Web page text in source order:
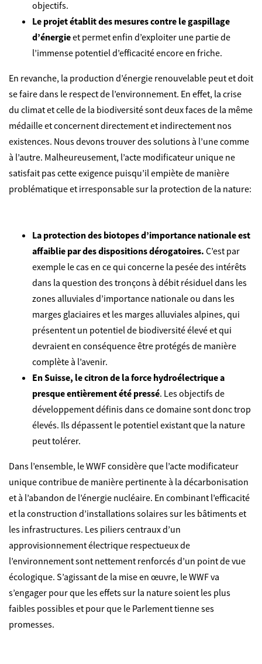
objectifs.
Le projet établit des mesures contre le gaspillage
d’énergieet permet enfin d’exploiter une partie de
l’immense potentiel d’efficacité encore en friche.
En revanche, la production d’énergie renouvelable peut et doit
se faire dans le respect de l’environnement. En effet, la crise
du climat et celle de la biodiversité sont deux faces de la même
médaille et concernent directement et indirectement nos
existences. Nous devons trouver des solutions à l’une comme
à l’autre. Malheureusement, l’acte modificateur unique ne
satisfait pas cette exigence puisqu’il empiète de manière
problématique et irresponsable sur la protection de la nature:
La protection des biotopes d’importance nationale est
affaiblie par des dispositions dérogatoires. C’est par
exemple le cas en ce qui concerne la pesée des intérêts
dans la question des tronçons à débit résiduel dans les
zones alluviales d’importance nationale ou dans les
marges glaciaires et les marges alluviales alpines, qui
présentent un potentiel de biodiversité élevé et qui
devraient en conséquence être protégés de manière
complète à l’avenir.
En Suisse, le citron de la force hydroélectrique a
presque entièrement été pressé. Les objectifs de
développement définis dans ce domaine sont donc trop
élevés. Ils dépassent le potentiel existant que la nature
peut tolérer.
Dans l’ensemble, le WWF considère que l’acte modificateur
unique contribue de manière pertinente à la décarbonisation
et à l’abandon de l’énergie nucléaire. En combinant l’efficacité
et la construction d’installations solaires sur les bâtiments et
les infrastructures. Les piliers centraux d’un
approvisionnement électrique respectueux de
l’environnement sont nettement renforcés d’un point de vue
écologique. S’agissant de la mise en œuvre, le WWF va
s’engager pour que les effets sur la nature soient les plus
faibles possibles et pour que le Parlement tienne ses
promesses.